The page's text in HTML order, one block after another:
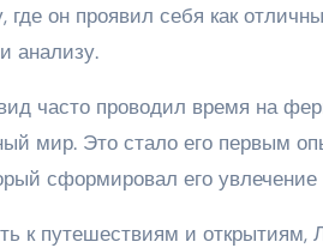
он проявил себя как
анализу.
часто проводил время на
мир. Это стало его первым
сформировал его увлечение
к путешествиям и